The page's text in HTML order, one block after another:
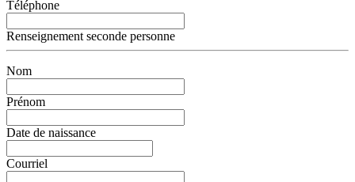
Téléphone
Renseignement seconde personne
Nom
Prénom
Date de naissance
Courriel